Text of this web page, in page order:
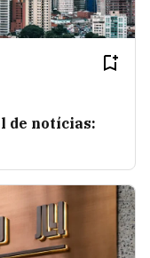
de notícias: